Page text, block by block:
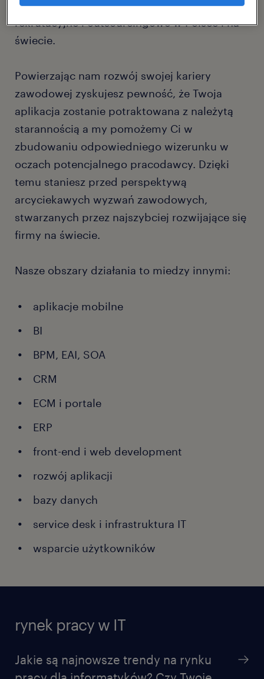
najbardziej wymagające projekty
rekrutacyjne i outsourcingowe w Polsce i na
świecie.
Powierzając nam rozwój swojej kariery
zawodowej zyskujesz pewność, że Twoja
aplikacja zostanie potraktowana z należytą
starannością a my pomożemy Ci w
zbudowaniu odpowiedniego wizerunku w
oczach potencjalnego pracodawcy. Dzięki
temu staniesz przed perspektywą
arcyciekawych wyzwań zawodowych,
stwarzanych przez najszybciej rozwijające się
firmy na świecie.
Nasze obszary działania to miedzy innymi:
aplikacje mobilne
BI
BPM, EAI, SOA
CRM
ECM i portale
ERP
front-end i web development
rozwój aplikacji
bazy danych
service desk i infrastruktura IT
wsparcie użytkowników
rynek pracy w IT
Jakie są najnowsze trendy na rynku